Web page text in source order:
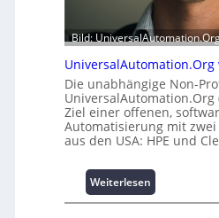
b
a
u
h
e
m
m
n
i
s
e
0
u
n
d
4
0
A
Bild:
Die unabhängige Non-
UniversalAutomation.Org
Ziel einer offenen,
Automatisierung mit
aus den USA: HPE und
Weiterlesen:
U